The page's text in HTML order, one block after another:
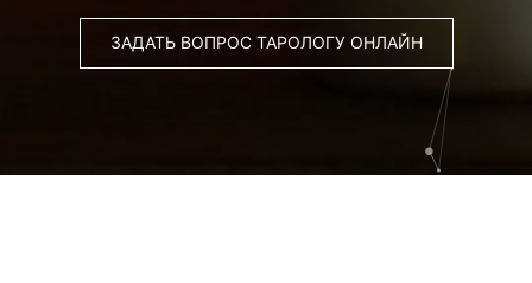
ЗАДАТЬ ВОПРОС ТАРОЛОГУ ОНЛАЙН